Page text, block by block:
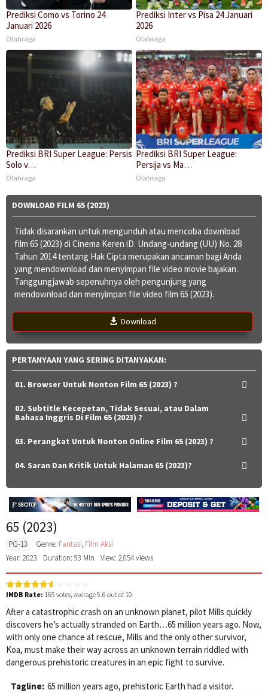
Prediksi Como vs Torino 24
Januari 2026
Olahraga
Prediksi Inter vs Pisa 24 Januari
2026
Olahraga
Prediksi BRI Super League: Persis
Solo v…
Olahraga
Prediksi BRI Super League:
Persija vs Ma…
Olahraga
DOWNLOAD FILM 65 (2023)
Tidak disarankan untuk mengunduh atau mencoba download
film 65 (2023) di Cinema Keren iD. Undang-undang (UU) No. 28
Tahun 2014 tentang Hak Cipta merupakan ancaman bagi Anda
yang mendownload dan menyimpan file video movie bajakan.
Tanggungjawab sepenuhnya oleh pengunjung yang
mendownload dan menyimpan file video film 65 (2023).
Download
PERTANYAAN YANG SERING DITANYAKAN:
01. Browser Untuk Nonton Film 65 (2023) ?
02. Subtitle Kecepetan, Tidak Sesuai, atau Dalam
Bahasa Inggris Di Film 65 (2023) ?
03. Perangkat Untuk Nonton Online Film 65 (2023) ?
04. Saran Dan Kritik Untuk Halaman 65 (2023)?
65 (2023)
PG-13 Genre: Fantasi, Film Aksi
Year: 2023
Duration: 93 Min View: 2,054 views
IMDB Rate: 165 votes, average5.6 out of 10
After a catastrophic crash on an unknown planet, pilot Mills quickly
discovers he’s actually stranded on Earth…65 million years ago. Now,
with only one chance at rescue, Mills and the only other survivor,
Koa, must make their way across an unknown terrain riddled with
dangerous prehistoric creatures in an epic fight to survive.
Tagline: 65 million years ago, prehistoric Earth had a visitor.